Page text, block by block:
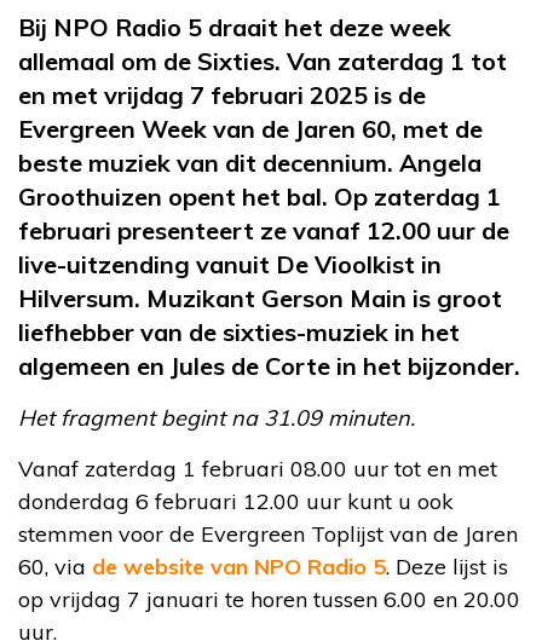
Bij NPO Radio 5 draait het deze week
allemaal om de Sixties. Van zaterdag 1 tot
en met vrijdag 7 februari 2025 is de
Evergreen Week van de Jaren 60, met de
beste muziek van dit decennium. Angela
Groothuizen opent het bal. Op zaterdag 1
februari presenteert ze vanaf 12.00 uur de
live-uitzending vanuit De Vioolkist in
Hilversum. Muzikant Gerson Main is groot
liefhebber van de sixties-muziek in het
algemeen en Jules de Corte in het bijzonder.
Het fragment begint na 31.09 minuten.
Vanaf zaterdag 1 februari 08.00 uur tot en met
donderdag 6 februari 12.00 uur kunt u ook
stemmen voor de Evergreen Toplijst van de Jaren
60, via de website van NPO Radio 5. Deze lijst is
op vrijdag 7 januari te horen tussen 6.00 en 20.00
uur.